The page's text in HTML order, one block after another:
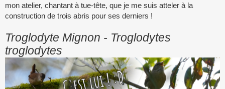
mon atelier, chantant à tue-tête, que je me suis atteler à la
construction de trois abris pour ses derniers !
Troglodyte Mignon - Troglodytes
troglodytes